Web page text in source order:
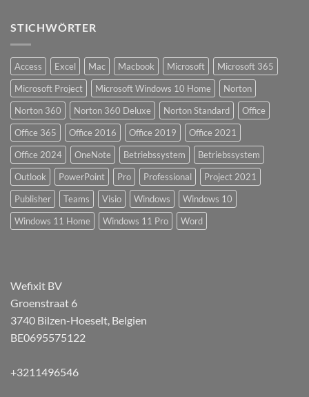
STICHWÖRTER
Access Excel Mac Macbook Microsoft
Microsoft 365
Microsoft Project
Microsoft Windows 10 Home
Norton
Norton 360
Norton 360 Deluxe Norton Standard
Office
Office 365
Office 2016 Office 2019
Office 2021
Office 2024
OneNote Betriebssystem
Betriebssystem
Outlook
PowerPoint Pro Professional
Project 2021
Publisher
Teams Visio Windows
Windows 10
Windows 11 Home
Windows 11 Pro Word
Wefixit BV
Groenstraat 6
3740 Bilzen-Hoeselt, Belgien
BE0695575122
+3211496546